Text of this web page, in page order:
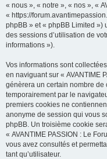
« nous », « notre », « nos », «
« https://
phpBB » et « phpBB Limited »)
des sessions d’utilisation de
informations »).
Vos informations sont
en naviguant sur « AVANTIME
génèrera un certain nombre
temporairement par le
premiers cookies ne
anonyme de session qui vous
phpBB. Un troisième cookie
« AVANTIME PASSION : Le
vous avez consultés et
tant qu’utilisateur.